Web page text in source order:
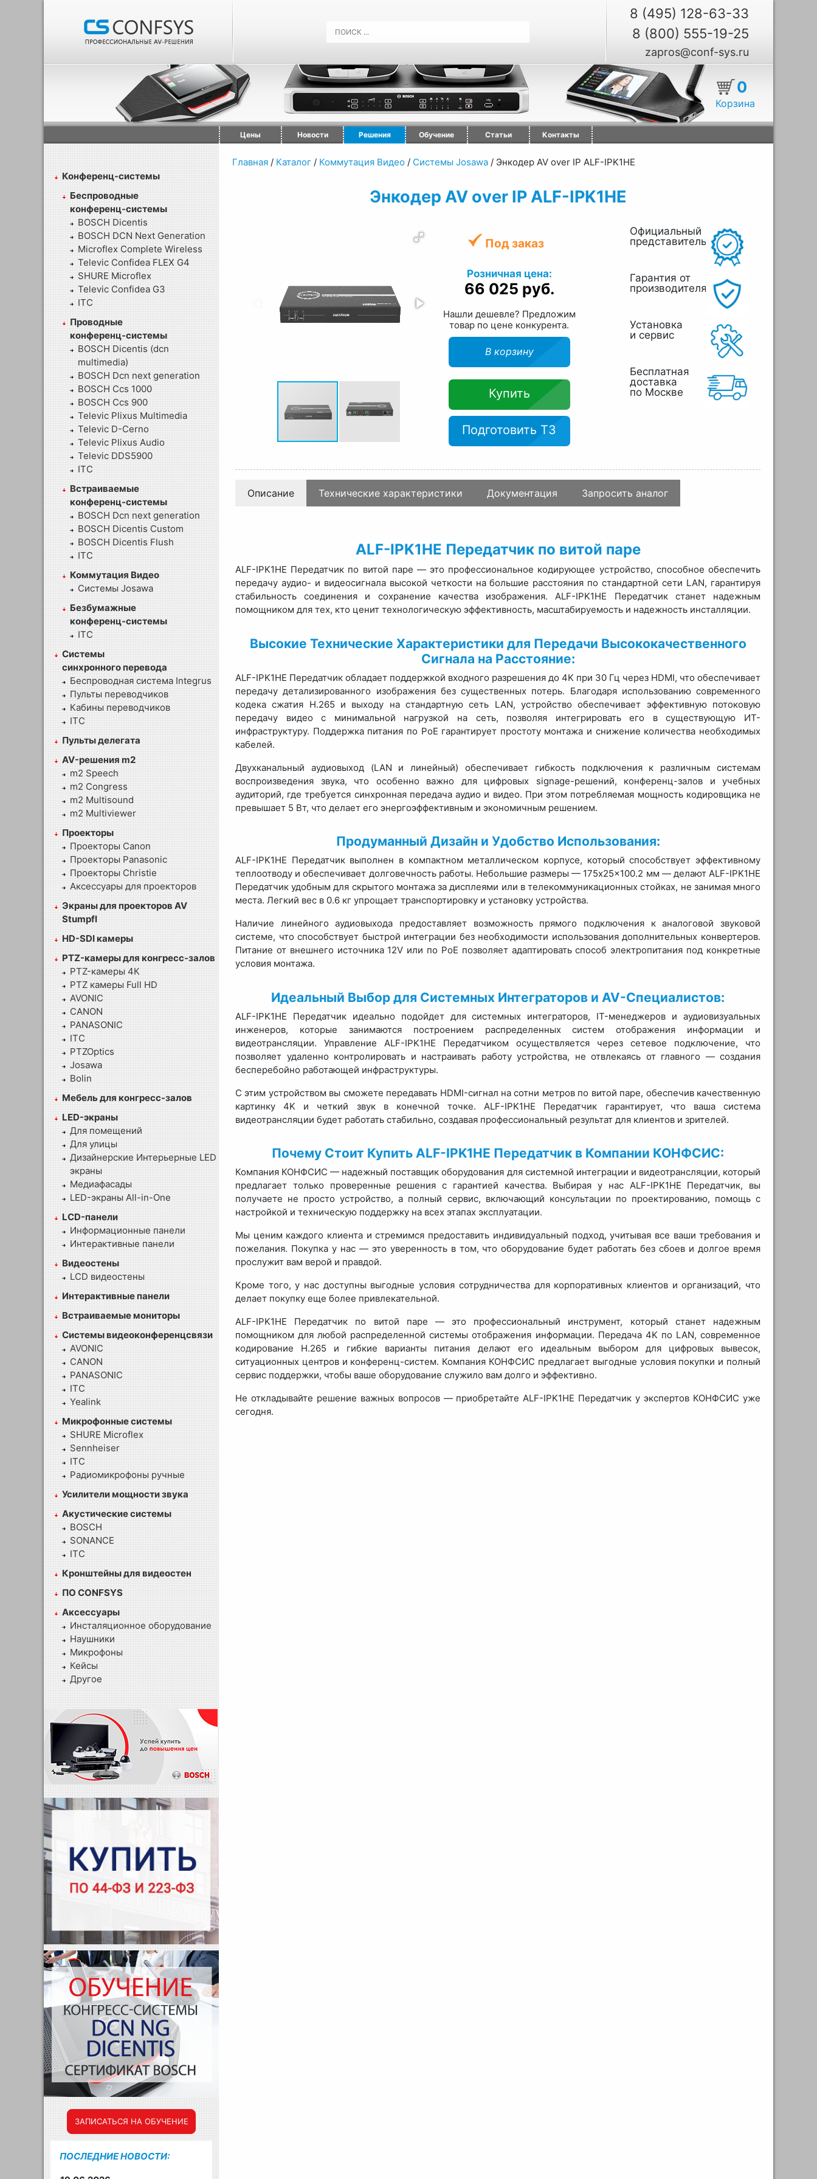
8 (495) 128-63-33
8 (800) 555-19-25
zapros@conf-sys.ru
0
Корзина
Цены Новости Решения Обучение Статьи Контакты
Конференц-системы
Беспроводные
конференц-системы
BOSCH Dicentis
BOSCH DCN Next Generation
Microflex Complete Wireless
Televic Confidea FLEX G4
SHURE Microflex
Televic Confidea G3
ITC
Проводные
конференц-системы
BOSCH Dicentis (dcn
multimedia)
BOSCH Dcn next generation
BOSCH Ccs 1000
BOSCH Ccs 900
Televic Plixus Multimedia
Televic D-Cerno
Televic Plixus Audio
Televic DDS5900
ITC
Встраиваемые
конференц-системы
BOSCH Dcn next generation
BOSCH Dicentis Custom
BOSCH Dicentis Flush
ITC
Коммутация Видео
Системы Josawa
Безбумажные
конференц-системы
ITC
Системы
синхронного перевода
Беспроводная система Integrus
Пульты переводчиков
Кабины переводчиков
ITC
Пульты делегата
AV-решения m2
m2 Speech
m2 Congress
m2 Multisound
m2 Multiviewer
Проекторы
Проекторы Canon
Проекторы Panasonic
Проекторы Christie
Аксессуары для проекторов
Экраны для проекторов AV
Stumpfl
HD-SDI камеры
PTZ-камеры для конгресс-залов
PTZ-камеры 4К
PTZ камеры Full HD
AVONIC
CANON
PANASONIC
ITC
PTZOptics
Josawa
Bolin
Мебель для конгресс-залов
LED-экраны
Для помещений
Для улицы
Дизайнерские Интерьерные LED
экраны
Медиафасады
LED-экраны All-in-One
LCD-панели
Информационные панели
Интерактивные панели
Видеостены
LCD видеостены
Интерактивные панели
Встраиваемые мониторы
Системы видеоконференцсвязи
AVONIC
CANON
PANASONIC
ITC
Yealink
Микрофонные системы
SHURE Microflex
Sennheiser
ITC
Радиомикрофоны ручные
Усилители мощности звука
Акустические системы
BOSCH
SONANCE
ITC
Кронштейны для видеостен
ПО CONFSYS
Аксессуары
Инсталяционное оборудование
Наушники
Микрофоны
Кейсы
Другое
ЗАПИСАТЬСЯ НА ОБУЧЕНИЕ
ПОСЛЕДНИЕ НОВОСТИ:
Главная / Каталог / Коммутация Видео / Системы Josawa / Энкодер AV over IP ALF-IPK1HE
Энкодер AV over IP ALF-IPK1HE
Под заказ
Розничная цена:
66 025 руб.
Нашли дешевле? Предложим
товар по цене конкурента.
В корзину
Купить
Подготовить ТЗ
Официальный
представитель
Гарантия от
производителя
Установка
и сервис
Бесплатная
доставка
по Москве
Описание Технические характеристики Документация Запросить аналог
ALF-IPK1HE Передатчик по витой паре
ALF-IPK1HE Передатчик по витой паре — это профессиональное кодирующее устройство, способное обеспечить
передачу аудио- и видеосигнала высокой четкости на большие расстояния по стандартной сети LAN, гарантируя
стабильность соединения и сохранение качества изображения. ALF-IPK1HE Передатчик станет надежным
помощником для тех, кто ценит технологическую эффективность, масштабируемость и надежность инсталляции.
Высокие Технические Характеристики для Передачи Высококачественного
Сигнала на Расстояние:
ALF-IPK1HE Передатчик обладает поддержкой входного разрешения до 4K при 30 Гц через HDMI, что обеспечивает
передачу детализированного изображения без существенных потерь. Благодаря использованию современного
кодека сжатия H.265 и выходу на стандартную сеть LAN, устройство обеспечивает эффективную потоковую
передачу видео с минимальной нагрузкой на сеть, позволяя интегрировать его в существующую ИТ-
инфраструктуру. Поддержка питания по PoE гарантирует простоту монтажа и снижение количества необходимых
кабелей.
Двухканальный аудиовыход (LAN и линейный) обеспечивает гибкость подключения к различным системам
воспроизведения звука, что особенно важно для цифровых signage-решений, конференц-залов и учебных
аудиторий, где требуется синхронная передача аудио и видео. При этом потребляемая мощность кодировщика не
превышает 5 Вт, что делает его энергоэффективным и экономичным решением.
Продуманный Дизайн и Удобство Использования:
ALF-IPK1HE Передатчик выполнен в компактном металлическом корпусе, который способствует эффективному
теплоотводу и обеспечивает долговечность работы. Небольшие размеры — 175x25x100.2 мм — делают ALF-IPK1HE
Передатчик удобным для скрытого монтажа за дисплеями или в телекоммуникационных стойках, не занимая много
места. Легкий вес в 0.6 кг упрощает транспортировку и установку устройства.
Наличие линейного аудиовыхода предоставляет возможность прямого подключения к аналоговой звуковой
системе, что способствует быстрой интеграции без необходимости использования дополнительных конвертеров.
Питание от внешнего источника 12V или по PoE позволяет адаптировать способ электропитания под конкретные
условия монтажа.
Идеальный Выбор для Системных Интеграторов и AV-Специалистов:
ALF-IPK1HE Передатчик идеально подойдет для системных интеграторов, IT-менеджеров и аудиовизуальных
инженеров, которые занимаются построением распределенных систем отображения информации и
видеотрансляции. Управление ALF-IPK1HE Передатчиком осуществляется через сетевое подключение, что
позволяет удаленно контролировать и настраивать работу устройства, не отвлекаясь от главного — создания
бесперебойно работающей инфраструктуры.
С этим устройством вы сможете передавать HDMI-сигнал на сотни метров по витой паре, обеспечив качественную
картинку 4K и четкий звук в конечной точке. ALF-IPK1HE Передатчик гарантирует, что ваша система
видеотрансляции будет работать стабильно, создавая профессиональный результат для клиентов и зрителей.
Почему Стоит Купить ALF-IPK1HE Передатчик в Компании КОНФСИС:
Компания КОНФСИС — надежный поставщик оборудования для системной интеграции и видеотрансляции, который
предлагает только проверенные решения с гарантией качества. Выбирая у нас ALF-IPK1HE Передатчик, вы
получаете не просто устройство, а полный сервис, включающий консультации по проектированию, помощь с
настройкой и техническую поддержку на всех этапах эксплуатации.
Мы ценим каждого клиента и стремимся предоставить индивидуальный подход, учитывая все ваши требования и
пожелания. Покупка у нас — это уверенность в том, что оборудование будет работать без сбоев и долгое время
прослужит вам верой и правдой.
Кроме того, у нас доступны выгодные условия сотрудничества для корпоративных клиентов и организаций, что
делает покупку еще более привлекательной.
ALF-IPK1HE Передатчик по витой паре — это профессиональный инструмент, который станет надежным
помощником для любой распределенной системы отображения информации. Передача 4K по LAN, современное
кодирование H.265 и гибкие варианты питания делают его идеальным выбором для цифровых вывесок,
ситуационных центров и конференц-систем. Компания КОНФСИС предлагает выгодные условия покупки и полный
сервис поддержки, чтобы ваше оборудование служило вам долго и эффективно.
Не откладывайте решение важных вопросов — приобретайте ALF-IPK1HE Передатчик у экспертов КОНФСИС уже
сегодня.